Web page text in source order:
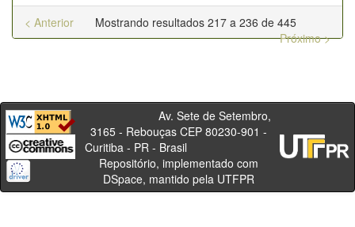
Mostrando resultados 217 a 236 de 445
< Anterior
Próximo >
Av. Sete de Setembro,
3165 - Rebouças CEP 80230-901 -
Curitiba - PR - Brasil
Repositório, implementado com
DSpace, mantido pela UTFPR